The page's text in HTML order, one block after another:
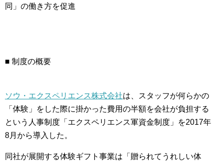
同」の働き方を促進
■ 制度の概要
ソウ・エクスペリエンス株式会社は、スタッフが何らかの
「体験」をした際に掛かった費用の半額を会社が負担する
という人事制度「エクスペリエンス軍資金制度」を2017年
8月から導入した。
同社が展開する体験ギフト事業は「贈られてうれしい体